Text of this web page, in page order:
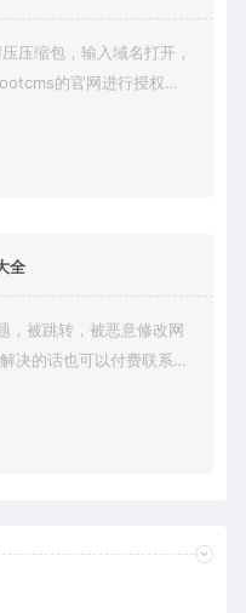
压缩包，输入域名打开，
的官网进行授权
全
，被跳转，被恶意修改网
决的话也可以付费联系站